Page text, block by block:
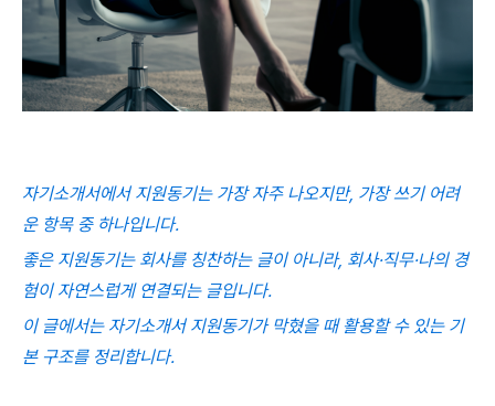
자기소개서에서 지원동기는 가장 자주 나오지만, 가장 쓰기 어려
운 항목 중 하나입니다.
좋은 지원동기는 회사를 칭찬하는 글이 아니라, 회사·직무·나의 경
험이 자연스럽게 연결되는 글입니다.
이 글에서는 자기소개서 지원동기가 막혔을 때 활용할 수 있는 기
본 구조를 정리합니다.